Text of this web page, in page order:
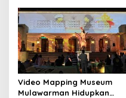
Video Mapping Museum
Mulawarman Hidupkan